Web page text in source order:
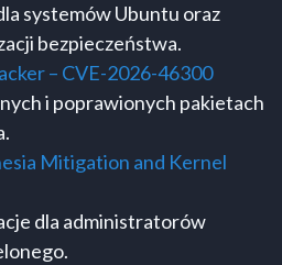
systemów Ubuntu oraz
bezpieczeństwa.
– CVE-2026-46300
i poprawionych pakietach
Mitigation and Kernel
dla administratorów